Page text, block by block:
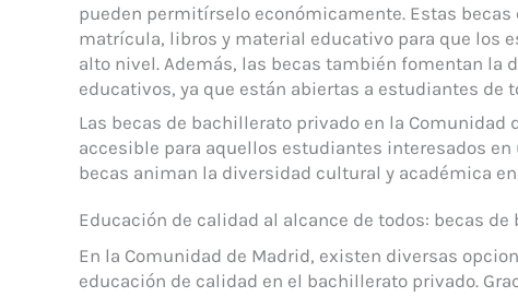
pueden permitírselo económicamente. Estas
matrícula, libros y material educativo para que los
alto nivel. Además, las becas también fomentan la
educativos, ya que están abiertas a estudiantes de
Las becas de bachillerato privado en la
accesible para aquellos estudiantes interesados
becas animan la diversidad cultural y académica
Educación de calidad al alcance de todos: becas
En la Comunidad de Madrid, existen diversas
educación de calidad en el bachillerato privado.